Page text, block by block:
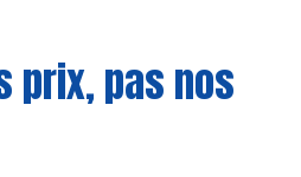
prix, pas nos